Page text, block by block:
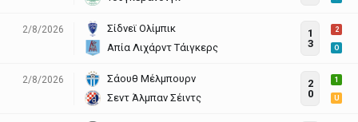
2/8/2026
Σίδνεϊ Ολίμπικ
Απία Λιχάρντ Τάιγκερς
1
3
2
O
2/8/2026
Σάουθ Μέλμπουρν
Σεντ Άλμπαν Σέιντς
2
0
1
U